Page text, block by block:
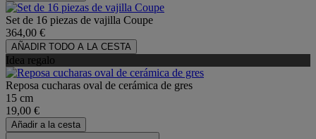
Set de 16 piezas de vajilla Coupe
364,00 €
AÑADIR TODO A LA CESTA
Idea regalo
Reposa cucharas oval de cerámica de gres
15 cm
19,00 €
Añadir a la cesta